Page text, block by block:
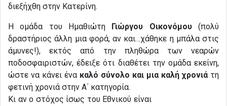
διεξήχθη στην Κατερίνη.
Η ομάδα του Ημαθιώτη Γιώργου Οικονόμου (πολύ
δραστήριος άλλη μια φορά, αν και…χάθηκε η μπάλα στις
άμυνες!), εκτός από την πληθώρα των νεαρών
ποδοσφαιριστών, έδειξε ότι διαθέτει την ομάδα εκείνη,
ώστε να κάνει ένα καλό σύνολο και μια καλή χρονιάτη
φετινή χρονιά στην Α΄ κατηγορία.
Κι αν ο στόχος ίσως του Εθνικού είναι